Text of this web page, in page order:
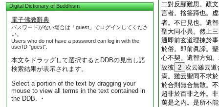
Digital Dictionary of Buddhism
電子佛教辭典
パスワードがない場合は「guest」でログインしてくださ
い。
Users who do not have a password can log in with the
userID "guest".
本文をドラッグして選択するとDDBの見出し語
検索結果が表示されます。
Select a portion of the text by dragging your
mouse to view all terms in the text contained in
the DDB. ・
二對反顯難思。疏
言者。捨筌蹄也。
者。不已見也。遺
聖大同小異。然上
通即前玄道理揀於
於俗。即前眞諦。
心不契。遺智方知
故彼 2 次云雖云道
焉。雖云聖同不求
於合則無合無散。
超非於百非之外。
萬是之内。是所不